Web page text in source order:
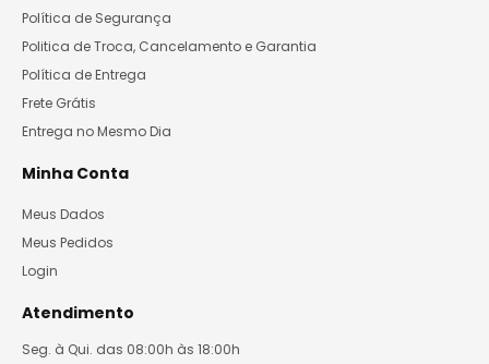
Política de Segurança
Politica de Troca, Cancelamento e Garantia
Política de Entrega
Frete Grátis
Entrega no Mesmo Dia
Minha Conta
Meus Dados
Meus Pedidos
Login
Atendimento
Seg. à Qui. das 08:00h às 18:00h